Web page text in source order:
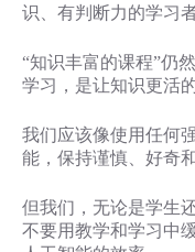
识、有判断力的学习者
“知识丰富的课程”仍
学习，是让知识更活
我们应该像使用任何
能，保持谨慎、好奇
但我们，无论是学生
不要用教学和学习中